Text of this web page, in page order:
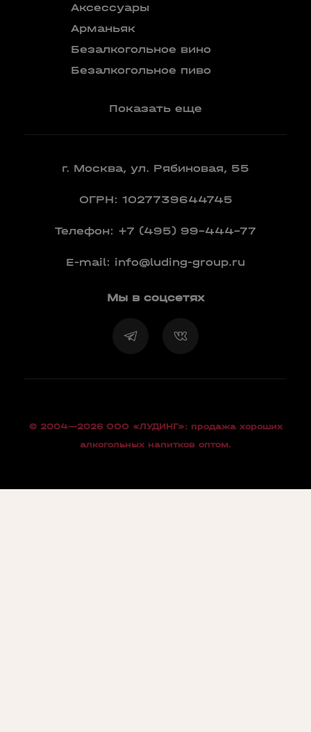
Аксессуары
Арманьяк
Безалкогольное вино
Безалкогольное пиво
Показать еще
г. Москва, ул. Рябиновая, 55
ОГРН: 1027739644745
Телефон: +7 (495) 99-444-77
E-mail: info@luding-group.ru
Мы в соцсетях
© 2004—2026 OOO «ЛУДИНГ»: продажа хороших
алкогольных напитков оптом.